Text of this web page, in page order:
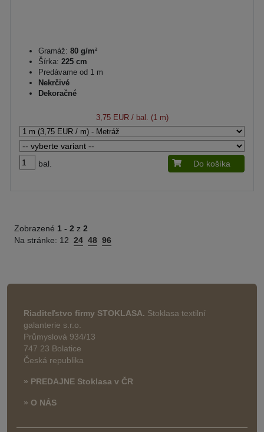
Gramáž: 80 g/m²
Šírka: 225 cm
Predávame od 1 m
Nekrčivé
Dekoračné
3,75 EUR/ bal. (1 m)
bal. Do košíka
Zobrazené 1 - 2 z 2
Na stránke: 12 24 48 96
Riaditeľstvo firmy STOKLASA. Stoklasa textilní
galanterie s.r.o.
Průmyslová 934/13
747 23 Bolatice
Česká republika
» PREDAJNE Stoklasa v ČR
» O NÁS